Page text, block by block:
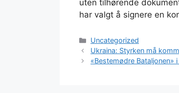
uten tilhørende
har valgt å signere en
Kategorier
Uncategorized
Ukraina: Styrken må
«Bestemødre Bataljonen»